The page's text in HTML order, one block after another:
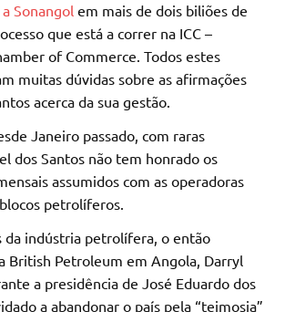
Sonangol em mais de dois biliões de
que está a correr na ICC –
of Commerce. Todos estes
muitas dúvidas sobre as afirmações
acerca da sua gestão.
Janeiro passado, com raras
dos Santos não tem honrado os
assumidos com as operadoras
petrolíferos.
da indústria petrolífera, o então
British Petroleum em Angola, Darryl
a presidência de José Eduardo dos
a abandonar o país pela “teimosia”